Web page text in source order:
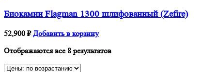
Биокамин Flagman 1300 шлифованный (Zefire)
52,900 ₽ Добавить в корзину
Отображаются все 8 результатов